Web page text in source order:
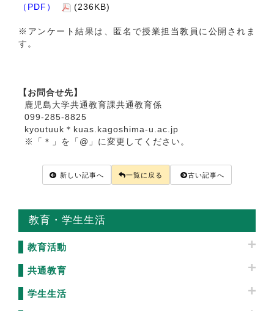
（PDF）
(236KB)
※アンケート結果は、匿名で授業担当教員に公開されま
す。
【お問合せ先】
鹿児島大学共通教育課共通教育係
099-285-8825
kyoutuuk＊kuas.kagoshima-u.ac.jp
※「＊」を「@」に変更してください。
新しい記事へ 一覧に戻る 古い記事へ
教育・学生生活
教育活動
共通教育
学生生活